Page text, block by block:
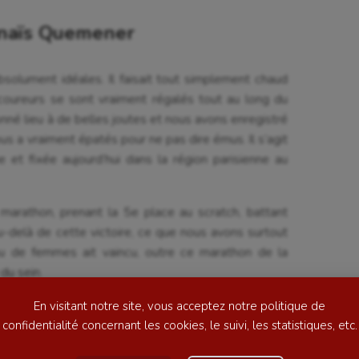
En visitant notre site, vous acceptez notre politique de
confidentialité concernant les cookies, le suivi, les statistiques, etc.
américain
Kayak-polo
Longue paume
Moto
Natation artistique
Quemener
idéales. Il faisait tout simplement chaud
se sont vraiment régalés tout au long du
lieu à de belles joutes et nous avons enregistré
a vraiment épatés pour ne pas dire émus. Il s’agit
et fixée aujourd’hui dans la région parisienne au
prenant la 5e place au scratch, battant
delà de cette victoire, ce que nous avons surtout
de femmes ait vaincu, outre ce marathon de la
sein.
deux ans, elle a lutté avec un immense courage
dangereux. Durant deux ans, Anaïs n’a
ses médecins. Elle en a fait qu’à sa tête et